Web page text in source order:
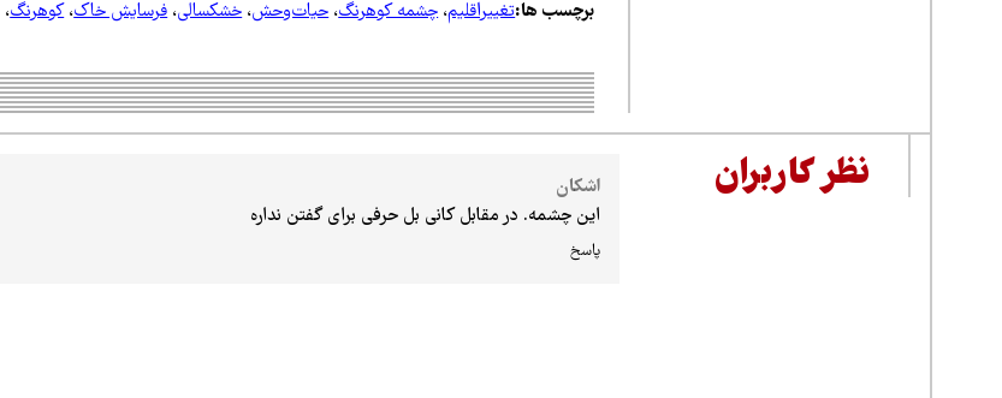
برچسب ها:تغییراقلیم،چشمه کوهرنگ،حیات‌وحش،خشکسالی،فرسایش خاک،کوهرنگ،
نظر کاربران
اشکان
این چشمه. در مقابل کانی بل حرفی برای گفتن نداره
پاسخ